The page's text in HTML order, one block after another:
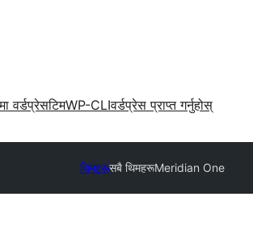
वर्डप्रेसटिमWP-CLIवर्डप्रेस प्राप्त गर्नुहोस्
थिमहरूसबै थिमहरूMeridian One